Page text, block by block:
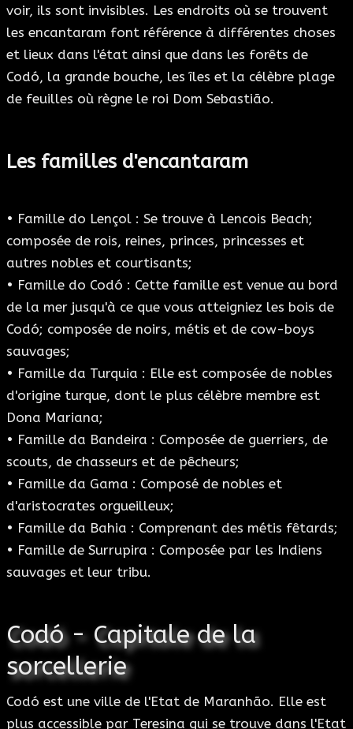
voir, ils sont invisibles. Les endroits où se trouvent
les encantaram font référence à différentes choses
et lieux dans l'état ainsi que dans les forêts de
Codó, la grande bouche, les îles et la célèbre plage
de feuilles où règne le roi Dom Sebastião.
Les familles d'encantaram
• Famille do Lençol : Se trouve à Lencois Beach;
composée de rois, reines, princes, princesses et
autres nobles et courtisants;
• Famille do Codó : Cette famille est venue au bord
de la mer jusqu'à ce que vous atteigniez les bois de
Codó; composée de noirs, métis et de cow-boys
sauvages;
• Famille da Turquia : Elle est composée de nobles
d'origine turque, dont le plus célèbre membre est
Dona Mariana;
• Famille da Bandeira : Composée de guerriers, de
scouts, de chasseurs et de pêcheurs;
• Famille da Gama : Composé de nobles et
d'aristocrates orgueilleux;
• Famille da Bahia : Comprenant des métis fêtards;
• Famille de Surrupira : Composée par les Indiens
sauvages et leur tribu.
Codó - Capitale de la
sorcellerie
Codó est une ville de l'Etat de Maranhão. Elle est
plus accessible par Teresina qui se trouve dans l'Etat